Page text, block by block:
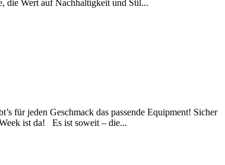
die Wert auf Nachhaltigkeit und Stil...
für jeden Geschmack das passende Equipment! Sicher
ist da! Es ist soweit – die...